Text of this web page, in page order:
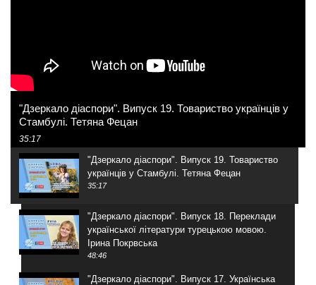
"Дзеркало діаспори". Випуск 19. Товариство українців у
Стамбулі. Тетяна Фецан
35:17
"Дзеркало діаспори". Випуск 19. Товариство
українців у Стамбулі. Тетяна Фецан
35:17
"Дзеркало діаспори". Випуск 18. Переклади
української літератури турецькою мовою.
Ірина Покрвська
48:46
"Дзеркало діаспори". Випуск 17. Українська